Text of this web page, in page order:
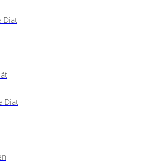
Diät
Diät